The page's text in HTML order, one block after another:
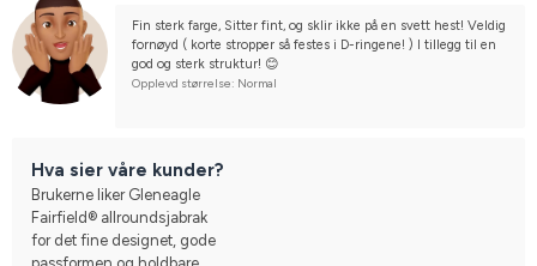
Fin sterk farge, Sitter fint, og sklir ikke på en svett hest! Veldig
fornøyd ( korte stropper så festes i D-ringene! ) I tillegg til en
god og sterk struktur! 😊
Opplevd størrelse: Normal
Hva sier våre kunder?
Brukerne liker Gleneagle
Fairfield® allroundsjabrak
for det fine designet, gode